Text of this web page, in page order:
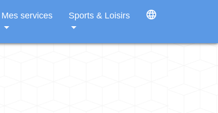
Mes services Sports & Loisirs language